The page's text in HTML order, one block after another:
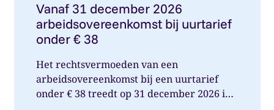
Vanaf 31 december 2026
arbeidsovereenkomst bij uurtarief
onder € 38
Het rechtsvermoeden van een
arbeidsovereenkomst bij een uurtarief
onder € 38 treedt op 31 december 2026 in